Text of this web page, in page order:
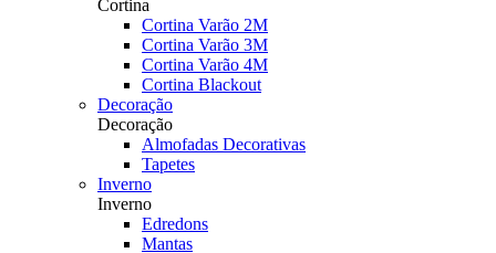
Cortina
Cortina Varão 2M
Cortina Varão 3M
Cortina Varão 4M
Cortina Blackout
Decoração
Decoração
Almofadas Decorativas
Tapetes
Inverno
Inverno
Edredons
Mantas